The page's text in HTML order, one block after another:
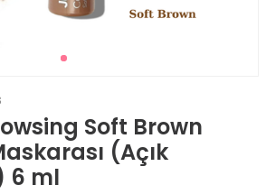
Soft Brown
(Açık
6 ml